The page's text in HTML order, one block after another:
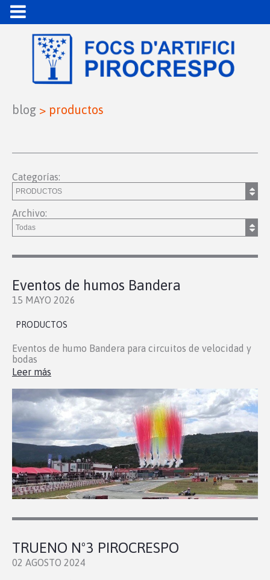
blog > productos
Categorías:
Archivo:
Eventos de humos Bandera
15 MAYO 2026
PRODUCTOS
Eventos de humo Bandera para circuitos de velocidad y
bodas
Leer más
TRUENO Nº3 PIROCRESPO
02 AGOSTO 2024